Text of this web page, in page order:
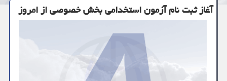
آغاز ثبت نام آزمون استخدامی بخش خصوصی از امروز